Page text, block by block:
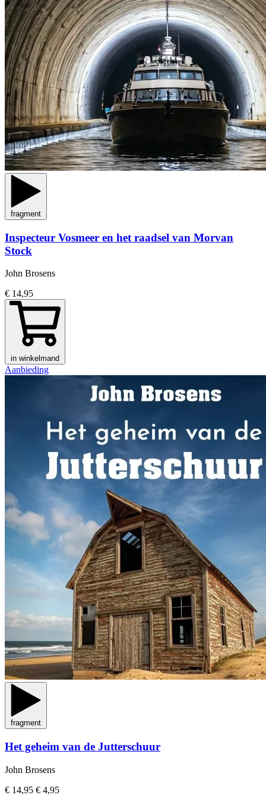
fragment
Inspecteur Vosmeer en het raadsel van Morvan
Stock
John Brosens
€ 14,95
in winkelmand
Aanbieding
fragment
Het geheim van de Jutterschuur
John Brosens
€ 14,95 € 4,95